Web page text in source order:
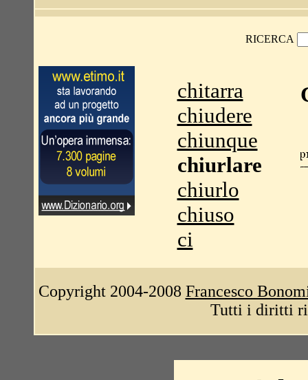
RICERCA
chitarra
chiudere
chiunque
chiurlare
chiurlo
chiuso
ci
Copyright 2004-2008 Francesco
Tutti i diritti